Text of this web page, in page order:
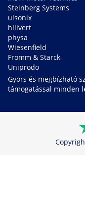
Steinberg Systems
ulsonix
hillvert
physa
Wiesenfield
Fromm & Starck
Uniprodo
Gyors és megbízható
támogatással minden